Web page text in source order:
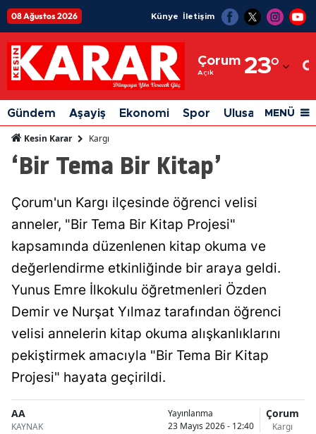
08 Ağustos 2026 Künye İletişim
Çorum
Açık 23°
Adıyaman
Afyonkarahisar
Ağrı
Amasya
Antalya
Artvin
Aydın
Bilecik
Bingöl
Bolu
Gündem Aşayiş Ekonomi Spor Ulusal Siyaset
MENÜ
Kesin Karar Kargı
‘Bir Tema Bir Kitap’
Çorum'un Kargı ilçesinde öğrenci velisi
anneler, "Bir Tema Bir Kitap Projesi"
kapsamında düzenlenen kitap okuma ve
değerlendirme etkinliğinde bir araya geldi.
Yunus Emre İlkokulu öğretmenleri Özden
Demir ve Nurşat Yılmaz tarafından öğrenci
velisi annelerin kitap okuma alışkanlıklarını
pekiştirmek amacıyla "Bir Tema Bir Kitap
Projesi" hayata geçirildi.
AA
KAYNAK
Yayınlanma
23 Mayıs 2026 - 12:40
Çorum
Kargı